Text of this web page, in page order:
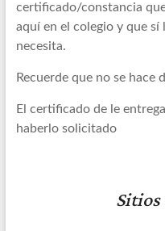
certificado/constancia
aquí en el colegio y que
necesita.
Recuerde que no se hace
El certificado de le
haberlo solicitado